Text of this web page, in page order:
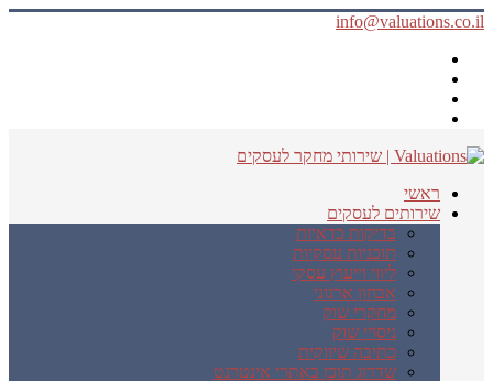
info@valuations.co.il
ראשי
שירותים לעסקים
בדיקות כדאיות
תוכניות עסקיות
ליווי וייעוץ עסקי
אבחון ארגוני
מחקרי שוק
ניסויי שוק
כתיבה שיווקית
שדרוג תוכן באתרי אינטרנט